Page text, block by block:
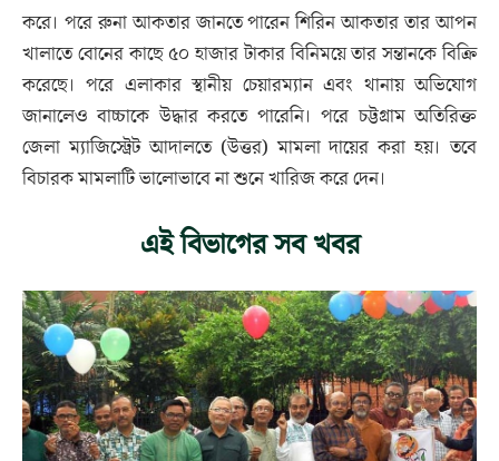
করে। পরে রুনা আকতার জানতে পারেন শিরিন আকতার তার আপন
খালাতে বোনের কাছে ৫০ হাজার টাকার বিনিময়ে তার সন্তানকে বিক্রি
করেছে। পরে এলাকার স্থানীয় চেয়ারম্যান এবং থানায় অভিযোগ
জানালেও বাচ্চাকে উদ্ধার করতে পারেনি। পরে চট্টগ্রাম অতিরিক্ত
জেলা ম্যাজিস্ট্রেট আদালতে (উত্তর) মামলা দায়ের করা হয়। তবে
বিচারক মামলাটি ভালোভাবে না শুনে খারিজ করে দেন।
এই বিভাগের সব খবর